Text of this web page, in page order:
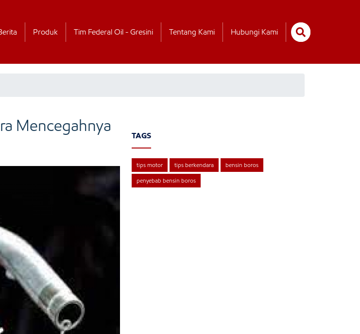
Produk Tim Federal Oil - Gresini Tentang Kami Hubungi Kami
Mencegahnya
TAGS
tips motor tips berkendara bensin boros
penyebab bensin boros